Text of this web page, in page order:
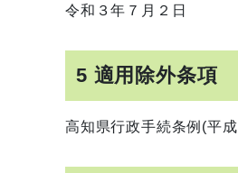
令和３年７月２日
5 適用除外条項
高知県行政手続条例(平